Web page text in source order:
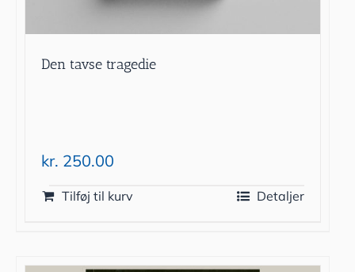
Den tavse tragedie
kr. 250.00
Tilføj til kurv Detaljer